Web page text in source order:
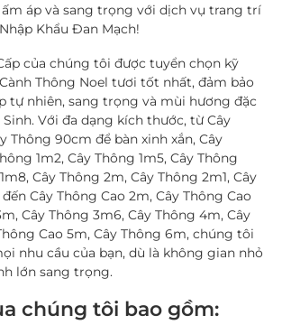
áp và sang trọng với dịch vụ trang trí
Khẩu Đan Mạch!
của chúng tôi được tuyển chọn kỹ
Cành Thông Noel tươi tốt nhất, đảm bảo
tự nhiên, sang trọng và mùi hương đặc
Với đa dạng kích thước, từCây
Thông 90cm để bàn xinh xắn, Cây
1m2, Cây Thông 1m5, Cây Thông
, Cây Thông 2m, Cây Thông 2m1, Cây
đến Cây Thông Cao 2m, Cây Thông Cao
, Cây Thông 3m6, Cây Thông 4m, Cây
Cao 5m, Cây Thông 6m, chúng tôi
nhu cầu của bạn, dù là không gian nhỏ
lớn sang trọng.
chúng tôi bao gồm: